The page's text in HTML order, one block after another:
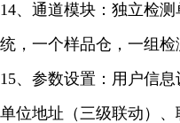
14、通道模块：独立检
统，一个样品仓，一组检
15、参数设置：用户信息
单位地址（三级联动）、